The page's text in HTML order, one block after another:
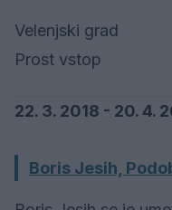
Velenjski grad
Prost vstop
22. 3. 2018 - 20. 4.
Boris Jesih,